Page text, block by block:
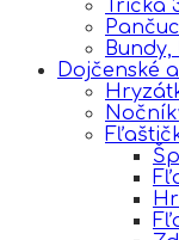
Tričká
Dojčenské